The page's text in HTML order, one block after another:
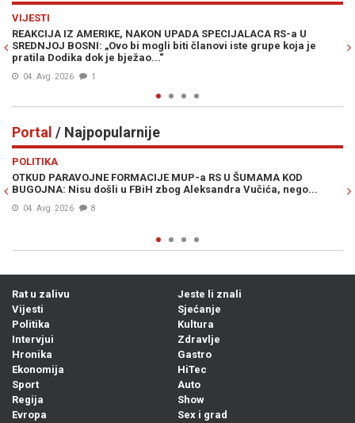
VIJESTI
REAKCIJA IZ AMERIKE, NAKON UPADA SPECIJALACA RS-a U
SREDNJOJ BOSNI: „Ovo bi mogli biti članovi iste grupe koja je
pratila Dodika dok je bježao...“
04. Avg. 2026 1
Portal / Najpopularnije
POLITIKA
OTKUD PARAVOJNE FORMACIJE MUP-a RS U ŠUMAMA KOD
BUGOJNA: Nisu došli u FBiH zbog Aleksandra Vučića, nego...
04. Avg. 2026 8
Rat u zalivu
Vijesti
Politika
Intervjui
Hronika
Ekonomija
Sport
Regija
Evropa
Jeste li znali
Sjećanje
Kultura
Zdravlje
Gastro
HiTec
Auto
Show
Sex i grad